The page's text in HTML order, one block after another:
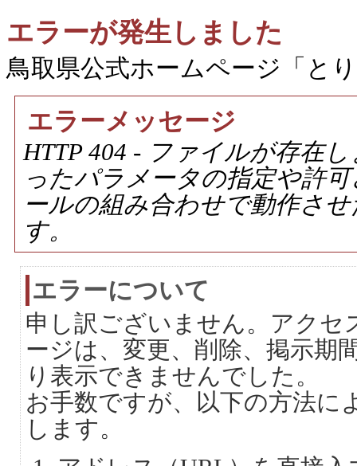
エラーが発生しました
鳥取県公式ホームページ「と
エラーメッセージ
HTTP 404 - ファイルが存在
ったパラメータの指定や許
ールの組み合わせで動作さ
す。
エラーについて
申し訳ございません。アクセ
ージは、変更、削除、掲示期
り表示できませんでした。
お手数ですが、以下の方法に
します。